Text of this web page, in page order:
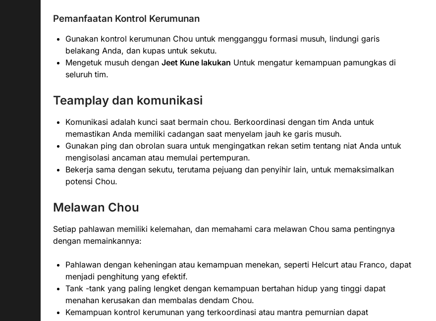
Pemanfaatan Kontrol Kerumunan
Gunakan kontrol kerumunan Chou untuk mengganggu formasi musuh, lindungi garis
belakang Anda, dan kupas untuk sekutu.
Mengetuk musuh dengan Jeet Kune lakukan Untuk mengatur kemampuan pamungkas di
seluruh tim.
Teamplay dan komunikasi
Komunikasi adalah kunci saat bermain chou. Berkoordinasi dengan tim Anda untuk
memastikan Anda memiliki cadangan saat menyelam jauh ke garis musuh.
Gunakan ping dan obrolan suara untuk mengingatkan rekan setim tentang niat Anda untuk
mengisolasi ancaman atau memulai pertempuran.
Bekerja sama dengan sekutu, terutama pejuang dan penyihir lain, untuk memaksimalkan
potensi Chou.
Melawan Chou
Setiap pahlawan memiliki kelemahan, dan memahami cara melawan Chou sama pentingnya
dengan memainkannya:
Pahlawan dengan keheningan atau kemampuan menekan, seperti Helcurt atau Franco, dapat
menjadi penghitung yang efektif.
Tank -tank yang paling lengket dengan kemampuan bertahan hidup yang tinggi dapat
menahan kerusakan dan membalas dendam Chou.
Kemampuan kontrol kerumunan yang terkoordinasi atau mantra pemurnian dapat